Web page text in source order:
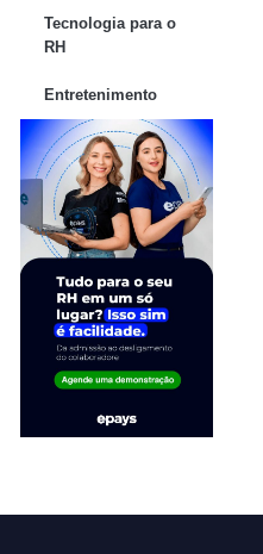
Tecnologia para o
RH
Entretenimento